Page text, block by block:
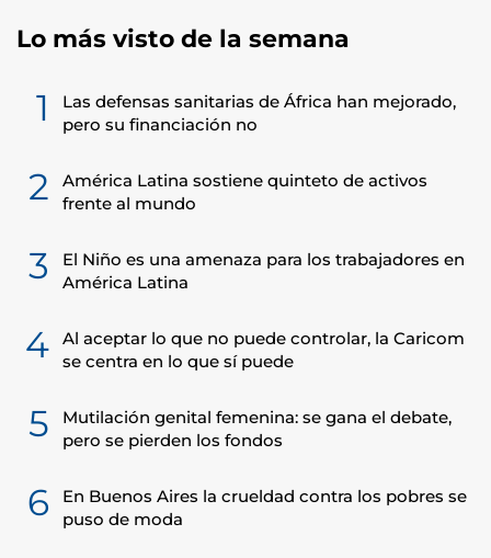
Lo más visto de la semana
1
Las defensas sanitarias de África han mejorado,
pero su financiación no
2
América Latina sostiene quinteto de activos
frente al mundo
3
El Niño es una amenaza para los trabajadores en
América Latina
4
Al aceptar lo que no puede controlar, la Caricom
se centra en lo que sí puede
5
Mutilación genital femenina: se gana el debate,
pero se pierden los fondos
6
En Buenos Aires la crueldad contra los pobres se
puso de moda